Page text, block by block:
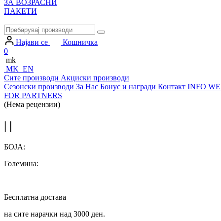
ЗА ВОЗРАСНИ
ПАКЕТИ
Најави се
Кошничка
0
mk
MK EN
Сите производи Акциски производи
Сезонски производи За Нас Бонус и награди Контакт INFO
FOR PARTNERS
(Нема рецензии)
БОЈА:
Големина:
Бесплатна достава
на сите нарачки над 3000 ден.